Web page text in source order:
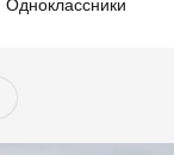
Одноклассники